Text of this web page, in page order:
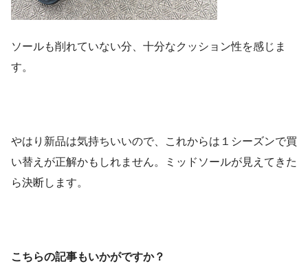
ソールも削れていない分、十分なクッション性を感じま
す。
やはり新品は気持ちいいので、これからは１シーズンで買
い替えが正解かもしれません。ミッドソールが見えてきた
ら決断します。
こちらの記事もいかがですか？